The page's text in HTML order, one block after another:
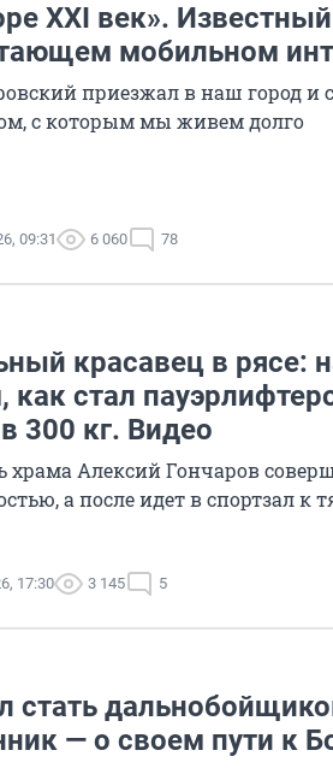
XXI век».
мобильном
приезжал в наш город и
с которым мы живем долго
09:31 6 060 78
красавец в рясе:
как стал
300 кг. Видео
храма Алексий Гончаров
а после идет в спортзал к
17:30 3 145 5
стать
— о своем пути к